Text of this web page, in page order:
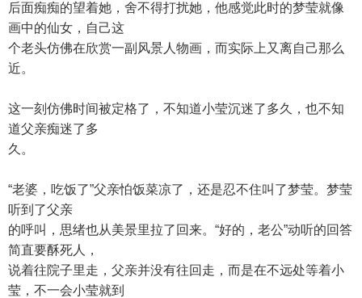
后面痴痴的望着她，舍不得打扰她，他感觉此时的梦莹就像
画中的仙女，自己这
个老头仿佛在欣赏一副风景人物画，而实际上又离自己那么
近。
这一刻仿佛时间被定格了，不知道小莹沉迷了多久，也不知
道父亲痴迷了多
久。
“老婆，吃饭了”父亲怕饭菜凉了，还是忍不住叫了梦莹。梦莹
听到了父亲
的呼叫，思绪也从美景里拉了回来。“好的，老公”动听的回答
简直要酥死人，
说着往院子里走，父亲并没有往回走，而是在不远处等着小
莹，不一会小莹就到